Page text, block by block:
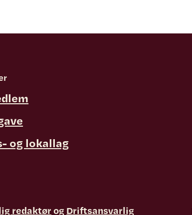
og lokallag
redaktørog Driftsansvarlig